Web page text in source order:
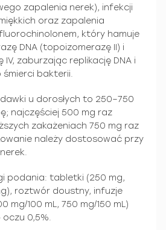
zapalenia nerek), infekcji
oraz zapalenia
który hamuje
DNA (topoizomerazę II) i
zaburzając replikację DNA i
bakterii.
u dorosłych to 250–750
najczęściej 500 mg raz
zakażeniach 750 mg raz
należy dostosować przy
podania: tabletki (250 mg,
roztwór doustny, infuzje
mg/100 mL, 750 mg/150 mL)
0,5%.